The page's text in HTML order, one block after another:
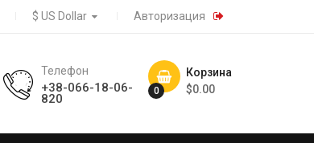
Авторизация
Корзина
0 $0.00
Телефон
+38-066-18-06-
820